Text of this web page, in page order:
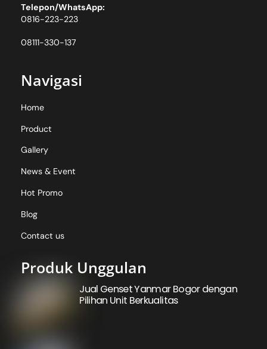
Telepon/WhatsApp:
0816-223-223
08111-330-137
Navigasi
Home
Product
Gallery
News & Event
Hot Promo
Blog
Contact us
Produk Unggulan
Jual Genset Yanmar Bogor dengan
Pilihan Unit Berkualitas